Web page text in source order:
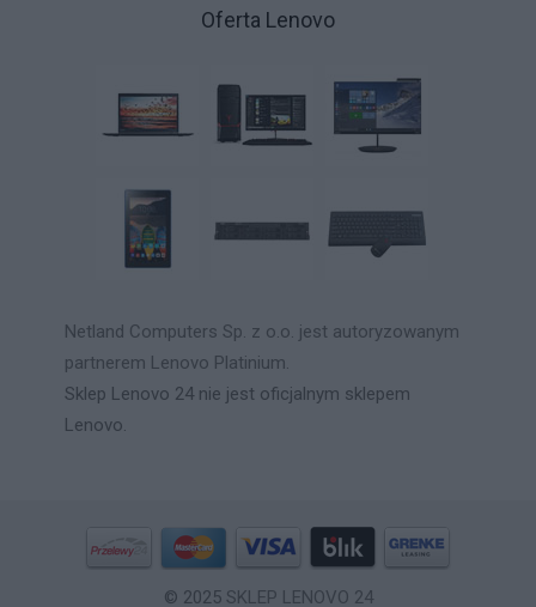
Oferta Lenovo
Netland Computers Sp. z o.o. jest autoryzowanym
partnerem Lenovo Platinium.
Sklep Lenovo 24 nie jest oficjalnym sklepem
Lenovo.
© 2025 SKLEP LENOVO 24